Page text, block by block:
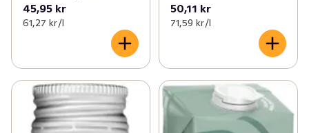
45,95 kr
61,27 kr /l
50,11 kr
71,59 kr /l